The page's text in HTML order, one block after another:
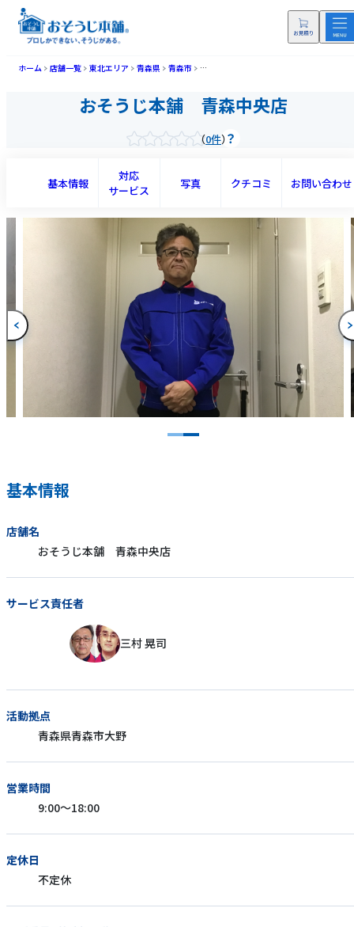
ホーム 店舗一覧 東北エリア 青森県 青森市 おそうじ本舗 青森中央店(アオモリチュ
おそうじ本舗 青森中央店
0件
基本情報
対応
サービス
写真 クチコミ お問い合わせ
基本情報
店舗名
おそうじ本舗 青森中央店
サービス責任者
三村 晃司
活動拠点
青森県青森市大野
営業時間
9:00～18:00
定休日
不定休